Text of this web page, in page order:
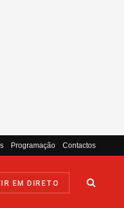
Programação Contactos
EM DIRETO